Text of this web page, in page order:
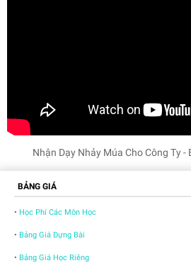
Nhận Dạy Nhảy Múa Cho Công Ty -
BẢNG GIÁ
• Học Phí Các Môn Học
• Bảng Giá Dựng Bài
• Bảng Giá Học Riêng